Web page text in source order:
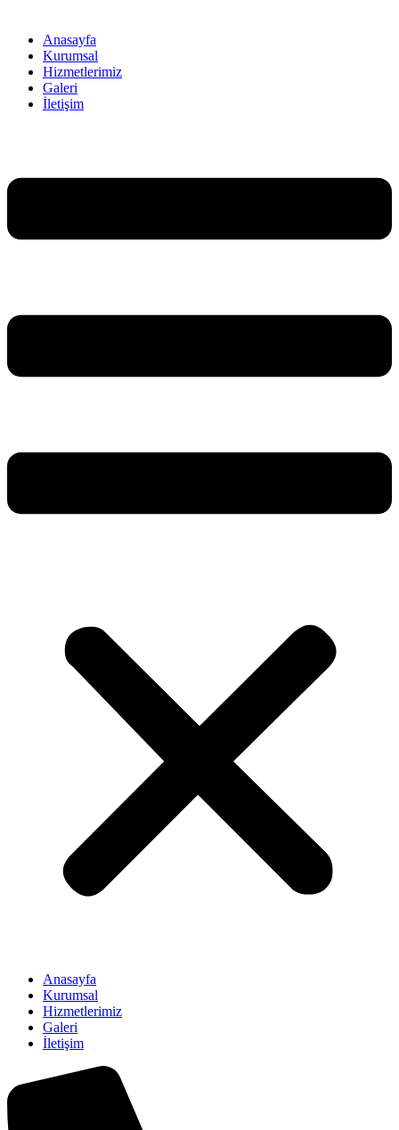
Anasayfa
Kurumsal
Hizmetlerimiz
Galeri
İletişim
Anasayfa
Kurumsal
Hizmetlerimiz
Galeri
İletişim